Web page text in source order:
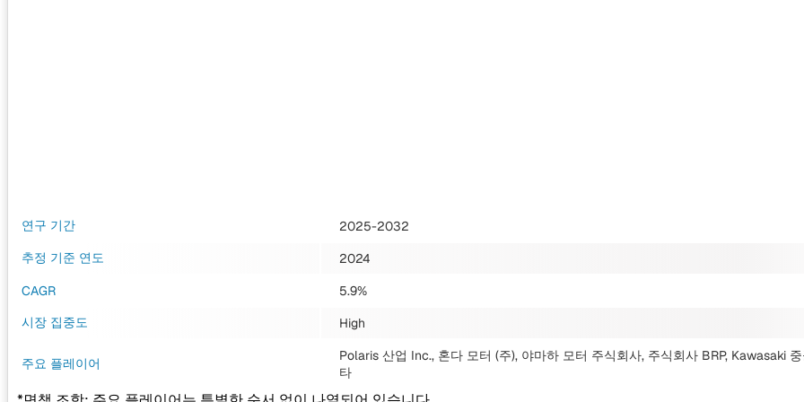
연구 기간
2025-2032
추정 기준 연도
2024
CAGR
5.9%
시장 집중도
High
주요 플레이어 Polaris 산업 Inc., 혼다 모터 (주), 야마하 모터 주식회사, 주식회사 BRP, Kawasaki 중
타